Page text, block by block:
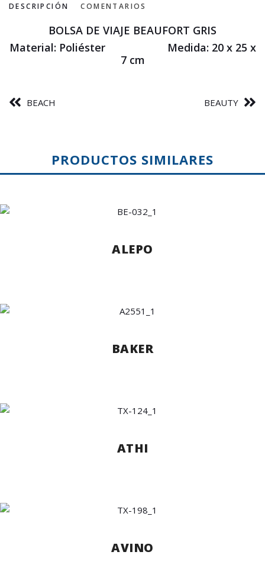
DESCRIPCIÓN COMENTARIOS
BOLSA DE VIAJE BEAUFORT GRIS
Material: Poliéster Medida: 20 x 25 x
7 cm
BEACH BEAUTY
PRODUCTOS SIMILARES
ALEPO
BAKER
ATHI
AVINO